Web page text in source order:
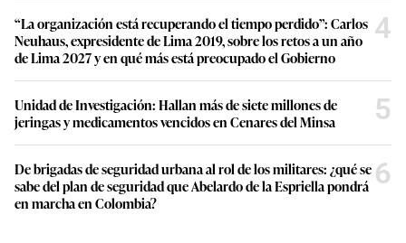
“La organización está recuperando el tiempo perdido”: Carlos
Neuhaus, expresidente de Lima 2019, sobre los retos a un año
de Lima 2027 y en qué más está preocupado el Gobierno
4
Unidad de Investigación: Hallan más de siete millones de
jeringas y medicamentos vencidos en Cenares del Minsa
5
De brigadas de seguridad urbana al rol de los militares: ¿qué se
sabe del plan de seguridad que Abelardo de la Espriella pondrá
en marcha en Colombia?
6